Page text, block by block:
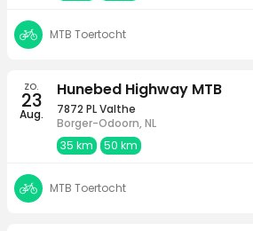
MTB Toertocht
zo.
23
Aug.
Hunebed Highway MTB
7872 PL Valthe
Borger-Odoorn, NL
35 km
50 km
MTB Toertocht